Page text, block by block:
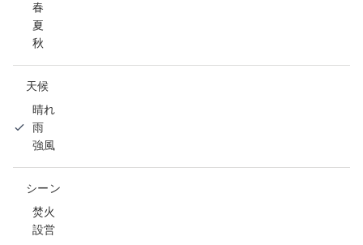
春
夏
秋
天候
晴れ
雨
強風
シーン
焚火
設営